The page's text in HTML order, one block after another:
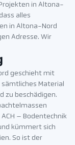
in Altona-
alles
in Altona-Nord
Adresse. Wir
geschieht mit
Material
zu beschädigen.
– Bodentechnik
kümmert sich
So ist der